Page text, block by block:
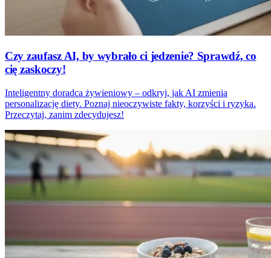
Czy zaufasz AI, by wybrało ci jedzenie? Sprawdź, co
cię zaskoczy!
Inteligentny doradca żywieniowy – odkryj, jak AI zmienia
personalizację diety. Poznaj nieoczywiste fakty, korzyści i ryzyka.
Przeczytaj, zanim zdecydujesz!